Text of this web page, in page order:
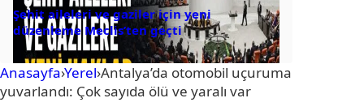
Şehit aileleri ve gaziler için yeni
düzenleme Meclis’ten geçti
Anasayfa›Yerel›Antalya’da otomobil uçuruma
yuvarlandı: Çok sayıda ölü ve yaralı var